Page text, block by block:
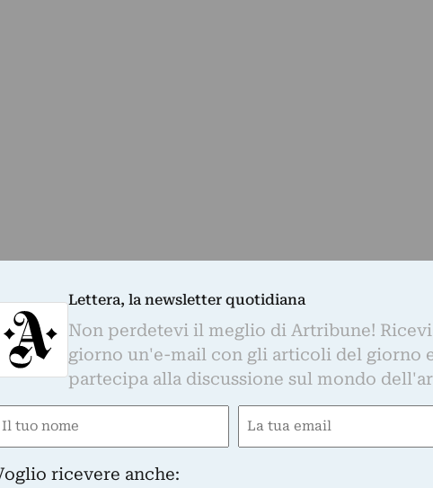
Lettera, la newsletter quotidiana
Non perdetevi il meglio di Artribune!
giorno un'e-mail con gli articoli del giorno
partecipa alla discussione sul mondo
Nome
Email
ricevere anche: